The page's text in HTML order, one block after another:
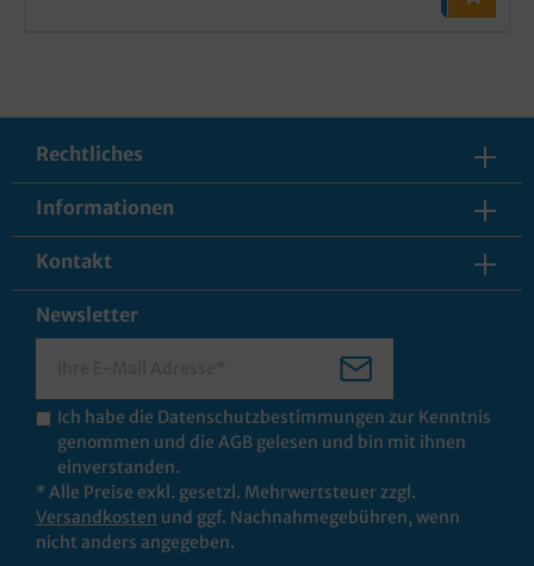
Rechtliches
Informationen
Kontakt
Newsletter
Ich habe die Datenschutzbestimmungen zur Kenntnis
genommen und die AGB gelesen und bin mit ihnen
einverstanden.
* Alle Preise exkl. gesetzl. Mehrwertsteuer zzgl.
Versandkosten und ggf. Nachnahmegebühren, wenn
nicht anders angegeben.